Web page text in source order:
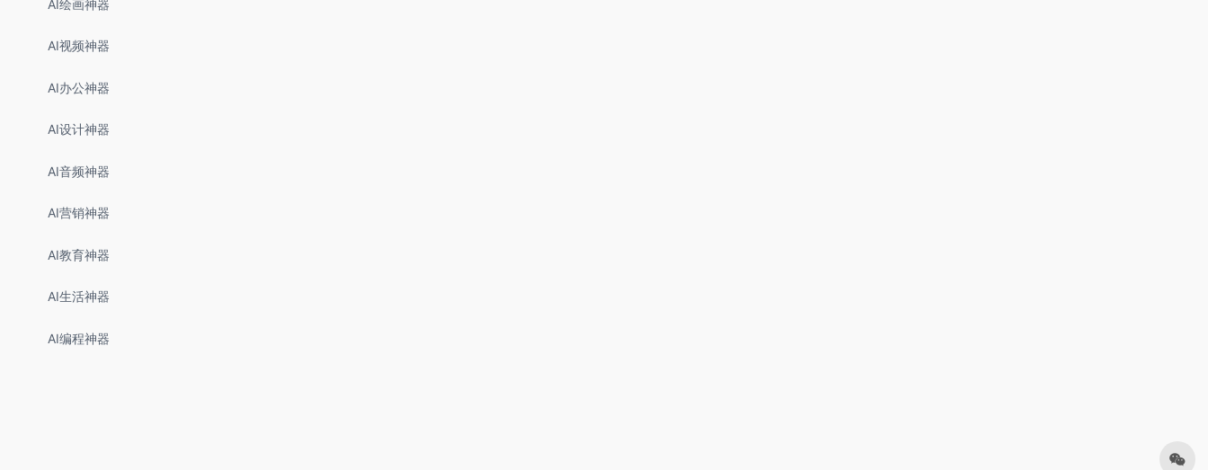
AI绘画神器
AI视频神器
AI办公神器
AI设计神器
AI音频神器
AI营销神器
AI教育神器
AI生活神器
AI编程神器